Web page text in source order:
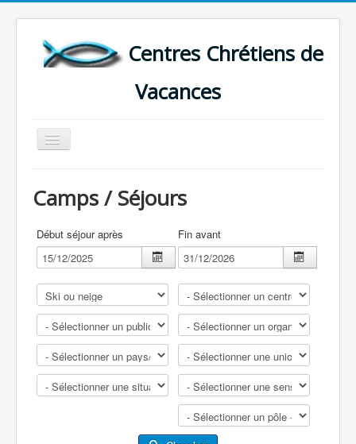
Centres Chrétiens de
Vacances
Basculer
la
CARTE DES CENTRES DE VACANCES .
LISTE DES SEJOURS DE VACANCES 2026
PLUS
Camps / Séjours
Début séjour après Fin avant